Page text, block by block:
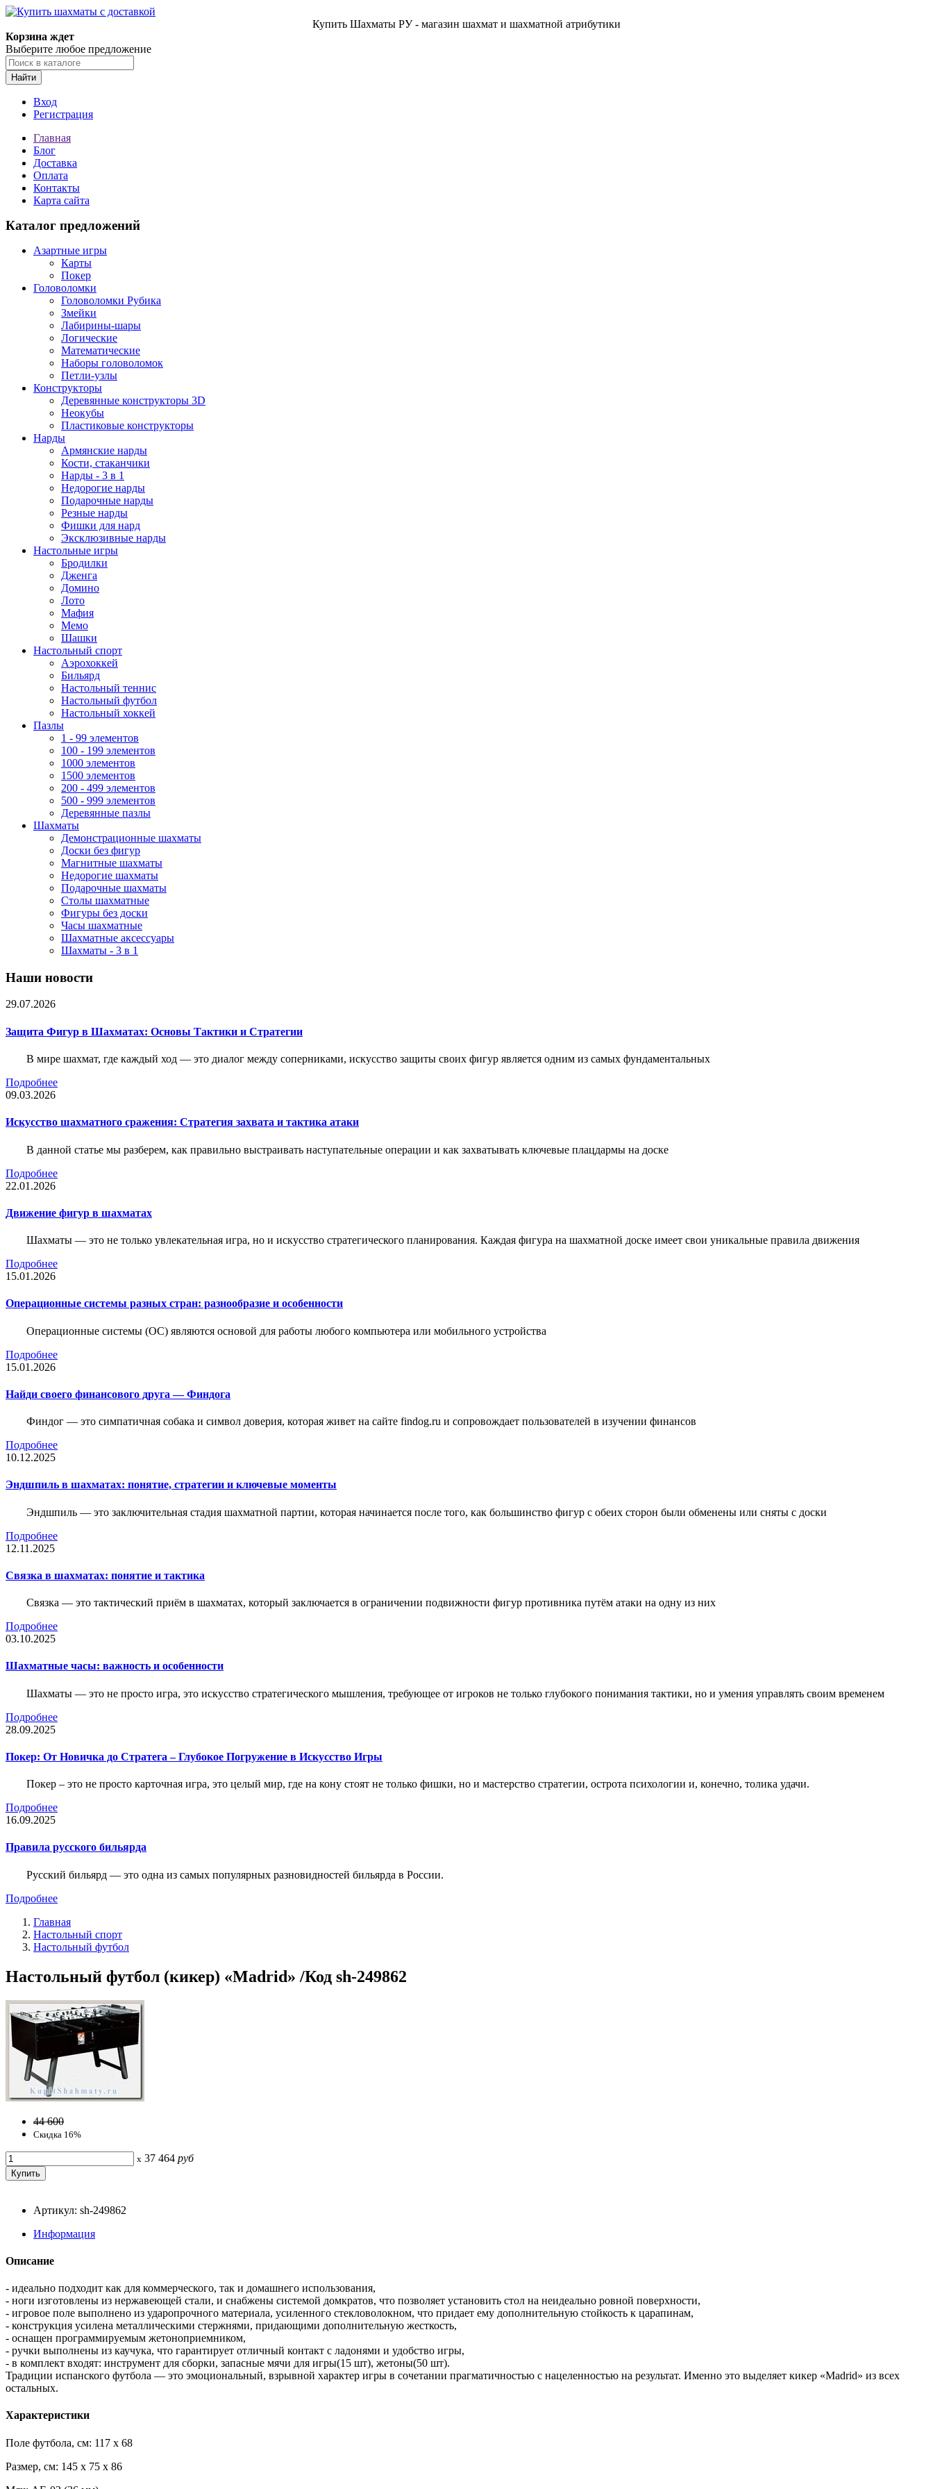
Купить Шахматы РУ - магазин шахмат и шахматной атрибутики
Корзина ждет
Выберите любое предложение
Найти
Вход
Регистрация
Главная
Блог
Доставка
Оплата
Контакты
Карта сайта
Каталог предложений
Азартные игры
Карты
Покер
Головоломки
Головоломки Рубика
Змейки
Лабирины-шары
Логические
Математические
Наборы головоломок
Петли-узлы
Конструкторы
Деревянные конструкторы 3D
Неокубы
Пластиковые конструкторы
Нарды
Армянские нарды
Кости, стаканчики
Нарды - 3 в 1
Недорогие нарды
Подарочные нарды
Резные нарды
Фишки для нард
Эксклюзивные нарды
Настольные игры
Бродилки
Дженга
Домино
Лото
Мафия
Мемо
Шашки
Настольный спорт
Аэрохоккей
Бильярд
Настольный теннис
Настольный футбол
Настольный хоккей
Пазлы
1 - 99 элементов
100 - 199 элементов
1000 элементов
1500 элементов
200 - 499 элементов
500 - 999 элементов
Деревянные пазлы
Шахматы
Демонстрационные шахматы
Доски без фигур
Магнитные шахматы
Недорогие шахматы
Подарочные шахматы
Столы шахматные
Фигуры без доски
Часы шахматные
Шахматные аксессуары
Шахматы - 3 в 1
Наши новости
29.07.2026
Защита Фигур в Шахматах: Основы Тактики и Стратегии
В мире шахмат, где каждый ход — это диалог между соперниками, искусство защиты своих фигур является одним из самых фундаментальных
Подробнее
09.03.2026
Искусство шахматного сражения: Стратегия захвата и тактика атаки
В данной статье мы разберем, как правильно выстраивать наступательные операции и как захватывать ключевые плацдармы на доске
Подробнее
22.01.2026
Движение фигур в шахматах
Шахматы — это не только увлекательная игра, но и искусство стратегического планирования. Каждая фигура на шахматной доске имеет свои уникальные правила движения
Подробнее
15.01.2026
Операционные системы разных стран: разнообразие и особенности
Операционные системы (ОС) являются основой для работы любого компьютера или мобильного устройства
Подробнее
15.01.2026
Найди своего финансового друга — Финдога
Финдог — это симпатичная собака и символ доверия, которая живет на сайте findog.ru и сопровождает пользователей в изучении финансов
Подробнее
10.12.2025
Эндшпиль в шахматах: понятие, стратегии и ключевые моменты
Эндшпиль — это заключительная стадия шахматной партии, которая начинается после того, как большинство фигур с обеих сторон были обменены или сняты с доски
Подробнее
12.11.2025
Связка в шахматах: понятие и тактика
Связка — это тактический приём в шахматах, который заключается в ограничении подвижности фигур противника путём атаки на одну из них
Подробнее
03.10.2025
Шахматные часы: важность и особенности
Шахматы — это не просто игра, это искусство стратегического мышления, требующее от игроков не только глубокого понимания тактики, но и умения управлять своим временем
Подробнее
28.09.2025
Покер: От Новичка до Стратега – Глубокое Погружение в Искусство Игры
Покер – это не просто карточная игра, это целый мир, где на кону стоят не только фишки, но и мастерство стратегии, острота психологии и, конечно, толика удачи.
Подробнее
16.09.2025
Правила русского бильярда
Русский бильярд — это одна из самых популярных разновидностей бильярда в России.
Подробнее
Главная
Настольный спорт
Настольный футбол
Настольный футбол (кикер) «Madrid» /Код sh-249862
44 600
Скидка 16%
x 37 464 руб
Артикул: sh-249862
Информация
Описание
- идеально подходит как для коммерческого, так и домашнего использования,
- ноги изготовлены из нержавеющей стали, и снабжены системой домкратов, что позволяет установить стол на неидеально ровной поверхности,
- игровое поле выполнено из ударопрочного материала, усиленного стекловолокном, что придает ему дополнительную стойкость к царапинам,
- конструкция усилена металлическими стержнями, придающими дополнительную жесткость,
- оснащен программируемым жетоноприемником,
- ручки выполнены из каучука, что гарантирует отличный контакт с ладонями и удобство игры,
- в комплект входят: инструмент для сборки, запасные мячи для игры(15 шт), жетоны(50 шт).
Традиции испанского футбола — это эмоциональный, взрывной характер игры в сочетании прагматичностью с нацеленностью на результат. Именно это выделяет кикер «Madrid» из всех
остальных.
Характеристики
Поле футбола, см: 117 x 68
Размер, см: 145 x 75 x 86